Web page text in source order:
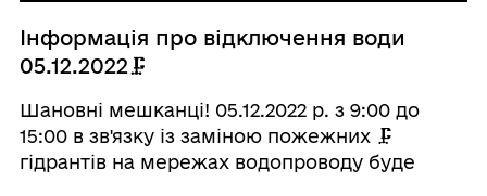
Інформація про відключення води
05.12.2022🗜
Шановні мешканці! 05.12.2022 р. з 9:00 до
15:00 в зв'язку із заміною пожежних 🗜
гідрантів на мережах водопроводу буде